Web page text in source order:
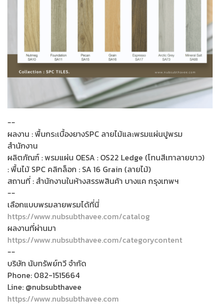
--
ผลงาน : พื้นกระเบื้องยางSPC ลายไม้และพรมแผ่นปูพรม
สำนักงาน
ผลิตภัณฑ์ : พรมแผ่น OESA : OS22 Ledge (โทนสีเทาลายขาว)
: พื้นไม้ SPC คลิกล็อก : SA 16 Grain (ลายไม้)
สถานที่ : สำนักงานในห้างสรรพสินค้า บางแค กรุงเทพฯ
--
เลือกแบบพรมลายพรมได้ที่นี่
https://www.nubsubthavee.com/catalog
ผลงานที่ผ่านมา
https://www.nubsubthavee.com/categorycontent
--
บริษัท นับทรัพย์ทวี จำกัด
Phone: 082-1515664
Line: @nubsubthavee
https://www.nubsubthavee.com